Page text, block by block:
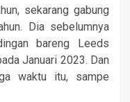
sekarang gabung
Dia sebelumnya
bareng Leeds
Januari 2023. Dan
waktu itu, sampe